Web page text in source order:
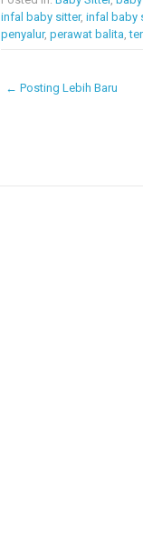
infal baby sitter, infal baby
penyalur, perawat balita,
← Posting Lebih Baru